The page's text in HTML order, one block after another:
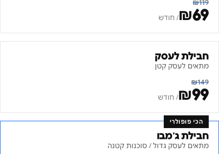
₪119
₪69 / חודש
חבילת לעסק
מתאים לעסק קטן
₪149
₪99 / חודש
הכי פופולרי
חבילת ג׳מבו
מתאים לעסק גדול / סוכנות קטנה